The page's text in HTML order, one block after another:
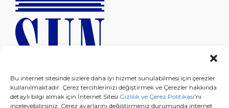
Bu internet sitesinde sizlere daha iyi hizmet sunulabilmesi için çerezler
kullanılmaktadır. Çerez tercihlerinizi değiştirmek ve Çerezler hakkında
detaylı bilgi almak için İnternet Sitesi Gizlilik ve Çerez Politikası'nı
inceleyebilirsiniz. Çerez ayarlarını değiştirmeniz durumunda internet